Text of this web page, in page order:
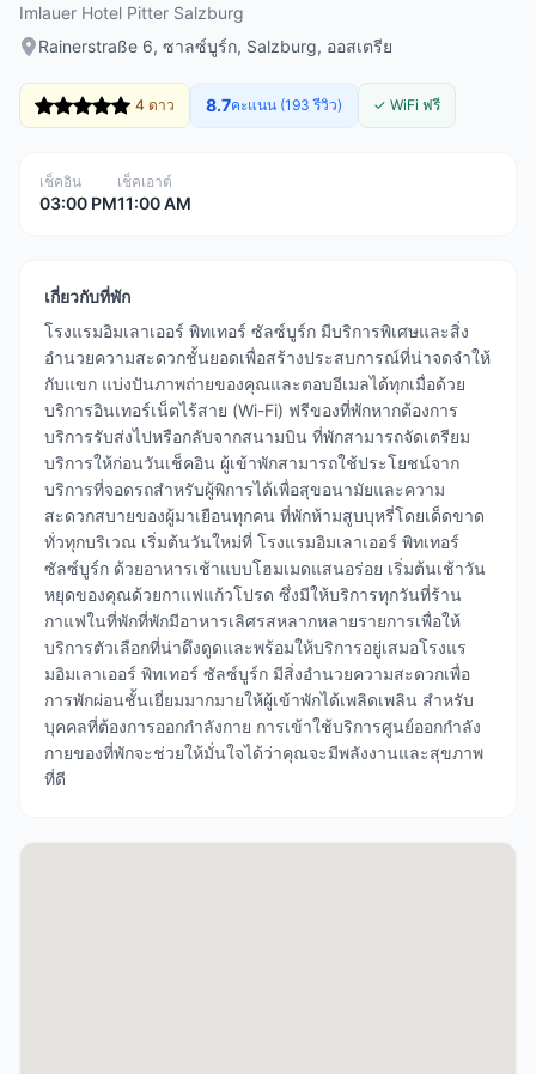
Imlauer Hotel Pitter Salzburg
Rainerstraße 6, ซาลซ์บูร์ก, Salzburg, ออสเตรีย
4 ดาว 8.7คะแนน (193 รีวิว) ✓ WiFi ฟรี
เช็คอิน
03:00 PM
เช็คเอาต์
11:00 AM
เกี่ยวกับที่พัก
โรงแรมอิมเลาเออร์ พิทเทอร์ ซัลซ์บูร์ก มีบริการพิเศษและสิ่ง
อำนวยความสะดวกชั้นยอดเพื่อสร้างประสบการณ์ที่น่าจดจำให้
กับแขก แบ่งปันภาพถ่ายของคุณและตอบอีเมลได้ทุกเมื่อด้วย
บริการอินเทอร์เน็ตไร้สาย (Wi-Fi) ฟรีของที่พักหากต้องการ
บริการรับส่งไปหรือกลับจากสนามบิน ที่พักสามารถจัดเตรียม
บริการให้ก่อนวันเช็คอิน ผู้เข้าพักสามารถใช้ประโยชน์จาก
บริการที่จอดรถสำหรับผู้พิการได้เพื่อสุขอนามัยและความ
สะดวกสบายของผู้มาเยือนทุกคน ที่พักห้ามสูบบุหรี่โดยเด็ดขาด
ทั่วทุกบริเวณ เริ่มต้นวันใหม่ที่ โรงแรมอิมเลาเออร์ พิทเทอร์
ซัลซ์บูร์ก ด้วยอาหารเช้าแบบโฮมเมดแสนอร่อย เริ่มต้นเช้าวัน
หยุดของคุณด้วยกาแฟแก้วโปรด ซึ่งมีให้บริการทุกวันที่ร้าน
กาแฟในที่พักที่พักมีอาหารเลิศรสหลากหลายรายการเพื่อให้
บริการตัวเลือกที่น่าดึงดูดและพร้อมให้บริการอยู่เสมอโรงแร
มอิมเลาเออร์ พิทเทอร์ ซัลซ์บูร์ก มีสิ่งอำนวยความสะดวกเพื่อ
การพักผ่อนชั้นเยี่ยมมากมายให้ผู้เข้าพักได้เพลิดเพลิน สำหรับ
บุคคลที่ต้องการออกกำลังกาย การเข้าใช้บริการศูนย์ออกกำลัง
กายของที่พักจะช่วยให้มั่นใจได้ว่าคุณจะมีพลังงานและสุขภาพ
ที่ดี